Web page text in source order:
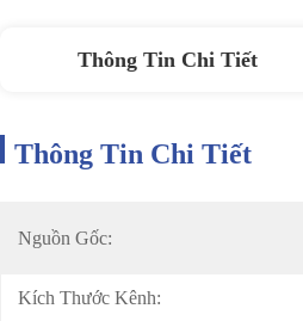
Thông Tin Chi Tiết
Thông Tin Chi Tiết
Nguồn Gốc:
Kích Thước Kênh: